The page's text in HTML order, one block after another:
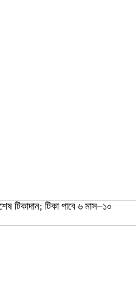
টিকাদান; টিকা পাবে ৬ মাস–১০